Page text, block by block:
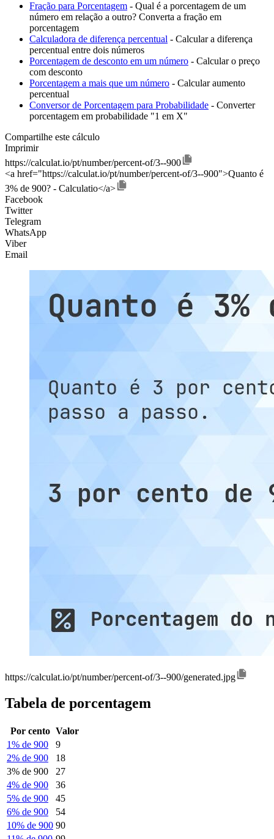
Fração para Porcentagem - Qual é a porcentagem de um
número em relação a outro? Converta a fração em
porcentagem
Calculadora de diferença percentual - Calcular a diferença
percentual entre dois números
Porcentagem de desconto em um número - Calcular o preço
com desconto
Porcentagem a mais que um número - Calcular aumento
percentual
Conversor de Porcentagem para Probabilidade - Converter
porcentagem em probabilidade "1 em X"
Compartilhe este cálculo
Imprimir
https://calculat.io/pt/number/percent-of/3--900
<a href="https://calculat.io/pt/number/percent-of/3--900">Quanto é
3% de 900? - Calculatio</a>
Facebook
Twitter
Telegram
WhatsApp
Viber
Email
https://calculat.io/pt/number/percent-of/3--900/generated.jpg
Tabela de porcentagem
Por cento Valor
1% de 900
9
2% de 900
18
3% de 900
27
4% de 900
36
5% de 900
45
6% de 900
54
10% de 900 90